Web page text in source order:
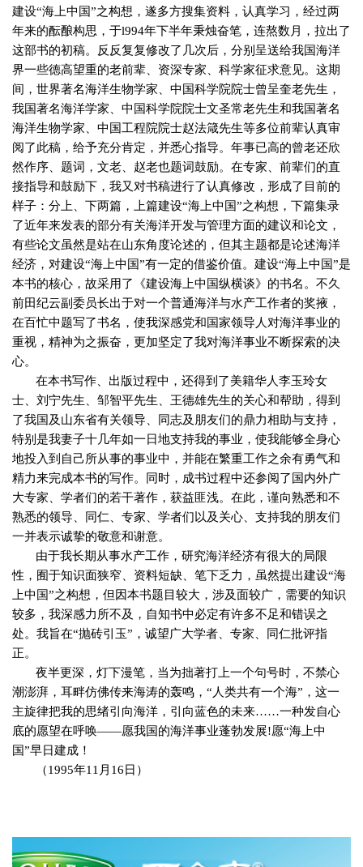
建设“海上中国”之构想，遂多方搜集资料，认真学习，经过两
年来的酝酿构思，于l994年下半年秉烛奋笔，连熬数月，拉出了
这部书的初稿。反反复复修改了几次后，分别呈送给我国海洋
界一些德高望重的老前辈、资深专家、科学家征求意见。这期
间，世界著名海洋生物学家、中国科学院院士曾呈奎老先生，
我国著名海洋学家、中国科学院院士文圣常老先生和我国著名
海洋生物学家、中国工程院院士赵法箴先生等多位前辈认真审
阅了此稿，给予充分肯定，并悉心指导。年事已高的曾老还欣
然作序、题词，文老、赵老也题词鼓励。在专家、前辈们的直
接指导和鼓励下，我又对书稿进行了认真修改，形成了目前的
样子：分上、下两篇，上篇建设“海上中国”之构想，下篇集录
了近年来发表的部分有关海洋开发与管理方面的建议和论文，
有些论文虽然是站在山东角度论述的，但其主题都是论述海洋
经济，对建设“海上中国”有一定的借鉴价值。建设“海上中国”是
本书的核心，故采用了《建设海上中国纵横谈》的书名。不久
前田纪云副委员长出于对一个普通海洋与水产工作者的奖掖，
在百忙中题写了书名，使我深感党和国家领导人对海洋事业的
重视，精神为之振奋，更加坚定了我对海洋事业不断探索的决
心。
在本书写作、出版过程中，还得到了美籍华人李玉玲女
士、刘宁先生、邹智平先生、王德雄先生的关心和帮助，得到
了我国及山东省有关领导、同志及朋友们的鼎力相助与支持，
特别是我妻子十几年如一日地支持我的事业，使我能够全身心
地投入到自己所从事的事业中，并能在繁重工作之余有勇气和
精力来完成本书的写作。同时，成书过程中还参阅了国内外广
大专家、学者们的若干著作，获益匪浅。在此，谨向熟悉和不
熟悉的领导、同仁、专家、学者们以及关心、支持我的朋友们
一并表示诚挚的敬意和谢意。
由于我长期从事水产工作，研究海洋经济有很大的局限
性，囿于知识面狭窄、资料短缺、笔下乏力，虽然提出建设“海
上中国”之构想，但因本书题目较大，涉及面较广，需要的知识
较多，我深感力所不及，自知书中必定有许多不足和错误之
处。我旨在“抛砖引玉”，诚望广大学者、专家、同仁批评指
正。
夜半更深，灯下漫笔，当为拙著打上一个句号时，不禁心
潮澎湃，耳畔仿佛传来海涛的轰鸣，“人类共有一个海”，这一
主旋律把我的思绪引向海洋，引向蓝色的未来……一种发自心
底的愿望在呼唤——愿我国的海洋事业蓬勃发展!愿“海上中
国”早日建成！
（1995年11月 16 日）